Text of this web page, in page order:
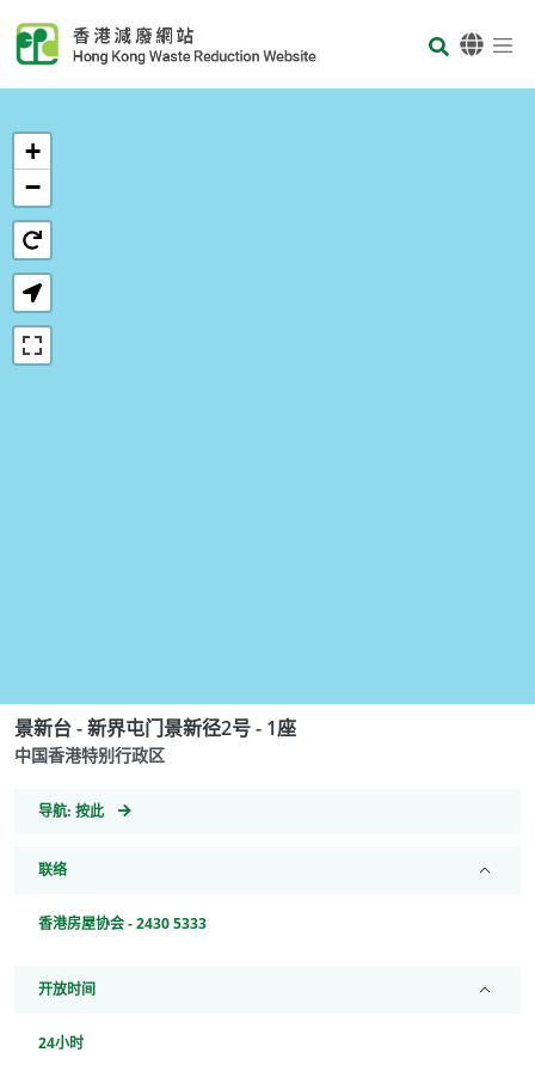
Body
+
−
景新台 - 新界屯门景新径2号 - 1座
中国香港特别行政区
导航: GeoCoordinates
按此
联络
香港房屋协会 - 2430 5333
开放时间
24小时